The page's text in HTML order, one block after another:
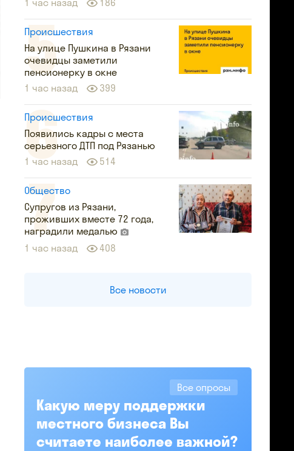
1 час назад
186
Происшествия
На улице Пушкина в Рязани
очевидцы заметили
пенсионерку в окне
1 час назад
399
Происшествия
Появились кадры с места
серьезного ДТП под Рязанью
1 час назад
514
Общество
Супругов из Рязани,
проживших вместе 72 года,
наградили медалью
1 час назад
408
Все новости
Все опросы
Какую меру поддержки
местного бизнеса Вы
считаете наиболее важной?